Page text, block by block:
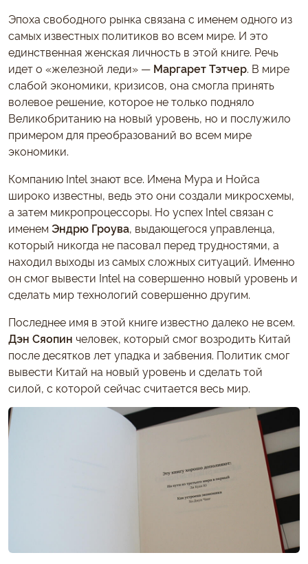
Эпоха свободного рынка связана с именем одного из
самых известных политиков во всем мире. И это
единственная женская личность в этой книге. Речь
идет о «железной леди» — Маргарет Тэтчер. В мире
слабой экономики, кризисов, она смогла принять
волевое решение, которое не только подняло
Великобританию на новый уровень, но и послужило
примером для преобразований во всем мире
экономики.
Компанию Intel знают все. Имена Мура и Нойса
широко известны, ведь это они создали микросхемы,
а затем микропроцессоры. Но успех Intel связан с
именем Эндрю Гроува, выдающегося управленца,
который никогда не пасовал перед трудностями, а
находил выходы из самых сложных ситуаций. Именно
он смог вывести Intel на совершенно новый уровень и
сделать мир технологий совершенно другим.
Последнее имя в этой книге известно далеко не всем.
Дэн Сяопин человек, который смог возродить Китай
после десятков лет упадка и забвения. Политик смог
вывести Китай на новый уровень и сделать той
силой, с которой сейчас считается весь мир.